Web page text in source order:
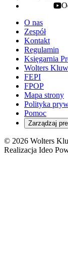
O nas
Zespół
Kontakt
Regulamin
Księgarnia
Wolters
FEPI
FPOP
Mapa strony
Polityka
Pomoc
Zarządzaj
© 2026 Wolters
Realizacja Ideo